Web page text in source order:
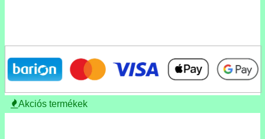
Akciós termékek